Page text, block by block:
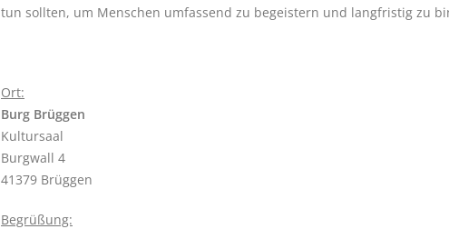
tun sollten, um Menschen umfassend zu begeistern und langfristig zu
Ort:
Burg Brüggen
Kultursaal
Burgwall 4
41379 Brüggen
Begrüßung: